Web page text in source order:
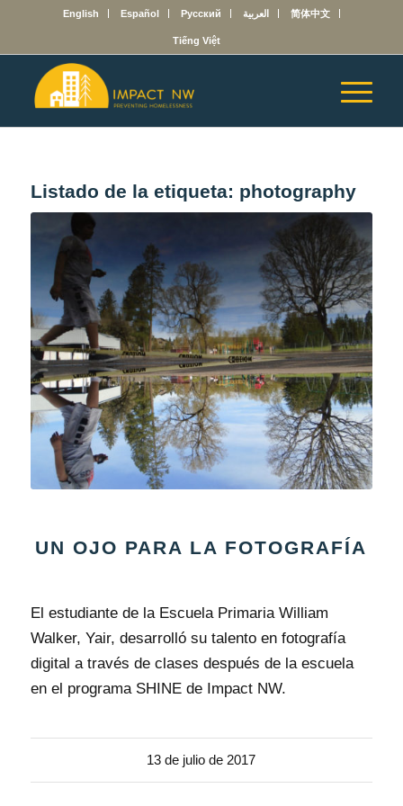
English Español Русский العربية 简体中文
Tiếng Việt
Listado de la etiqueta: photography
UN OJO PARA LA FOTOGRAFÍA
El estudiante de la Escuela Primaria William
Walker, Yair, desarrolló su talento en fotografía
digital a través de clases después de la escuela
en el programa SHINE de Impact NW.
13 de julio de 2017